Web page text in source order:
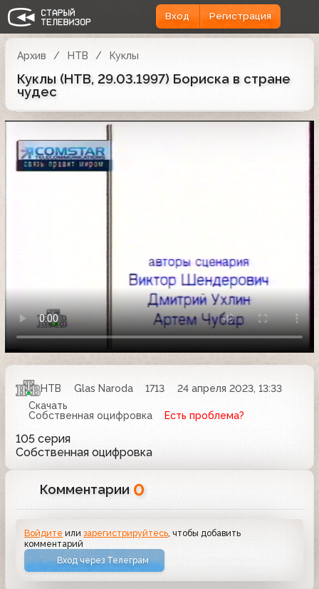
Вход Регистрация
Архив НТВ Куклы
Куклы (НТВ, 29.03.1997) Бориска в стране
чудес
НТВ Glas Naroda 1713
24 апреля 2023, 13:33
Скачать
Собственная оцифровка
Есть проблема?
105 серия
Собственная оцифровка
Комментарии 0
Войдите илизарегистрируйтесь, чтобы добавить
комментарий
Вход через Телеграм